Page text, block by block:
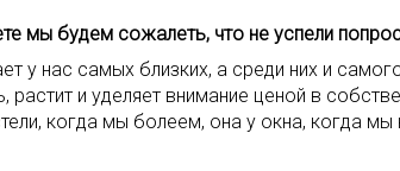
мы будем сожалеть, что не успели
у нас самых близких, а среди них и
и уделяет внимание ценой в
когда мы болеем, она у окна, когда